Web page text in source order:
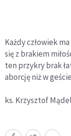
Każdy człowiek
się z brakiem
ten przykry brak
aborcję niż w
ks. Krzysztof